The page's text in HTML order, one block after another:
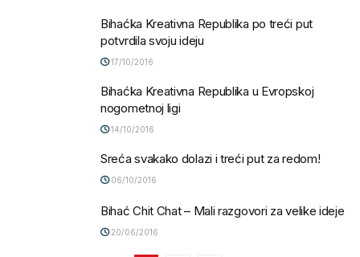
Bihaćka Kreativna Republika po treći put
potvrdila svoju ideju
17/10/2016
Bihaćka Kreativna Republika u Evropskoj
nogometnoj ligi
14/10/2016
Sreća svakako dolazi i treći put za redom!
06/10/2016
Bihać Chit Chat – Mali razgovori za velike ideje
20/06/2016